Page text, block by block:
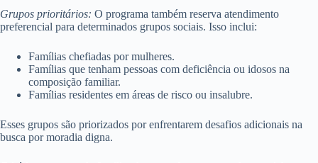
Grupos prioritários: O programa também reserva atendimento
preferencial para determinados grupos sociais. Isso inclui:
Famílias chefiadas por mulheres.
Famílias que tenham pessoas com deficiência ou idosos na
composição familiar.
Famílias residentes em áreas de risco ou insalubre.
Esses grupos são priorizados por enfrentarem desafios adicionais na
busca por moradia digna.